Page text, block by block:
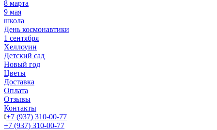
8 марта
9 мая
школа
День космонавтики
1 сентября
Хеллоуин
Детский сад
Новый год
Цветы
Доставка
Оплата
Отзывы
Контакты
+7 (937) 310-00-77
+7 (937) 310-00-77